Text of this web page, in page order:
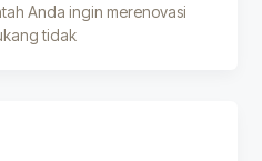
Anda ingin merenovasi
tidak